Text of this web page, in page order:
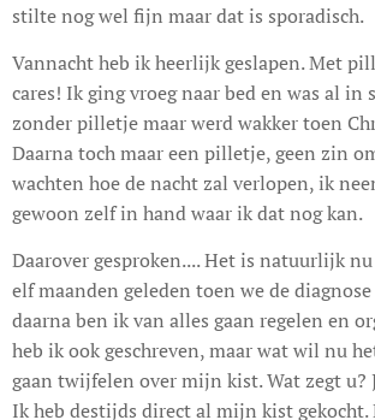
stilte nog wel fijn maar dat is sporadisch.
Vannacht heb ik heerlijk geslapen. Met
cares! Ik ging vroeg naar bed en was al in
zonder pilletje maar werd wakker toen
Daarna toch maar een pilletje, geen zin
wachten hoe de nacht zal verlopen, ik
gewoon zelf in hand waar ik dat nog kan.
Daarover gesproken.... Het is natuurlijk
elf maanden geleden toen we de
daarna ben ik van alles gaan regelen en
heb ik ook geschreven, maar wat wil nu
gaan twijfelen over mijn kist. Wat zegt u?
Ik heb destijds direct al mijn kist gekocht.